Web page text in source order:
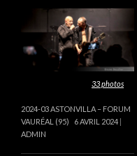
33 photos
2024-03 ASTONVILLA – FORUM
VAURÉAL (95)
6 AVRIL 2024
ADMIN